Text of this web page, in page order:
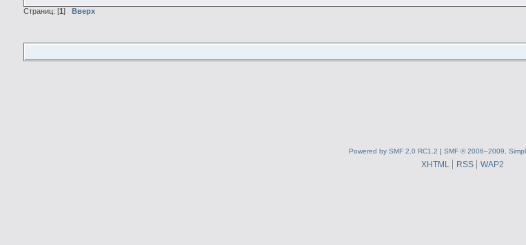
Страниц: [1 ] Вверх
Powered by SMF 2.0 RC1.2 | SMF © 2006–2009,
XHTML RSS WAP2